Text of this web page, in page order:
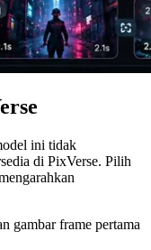
ini tidak
di PixVerse. Pilih
gambar frame pertama